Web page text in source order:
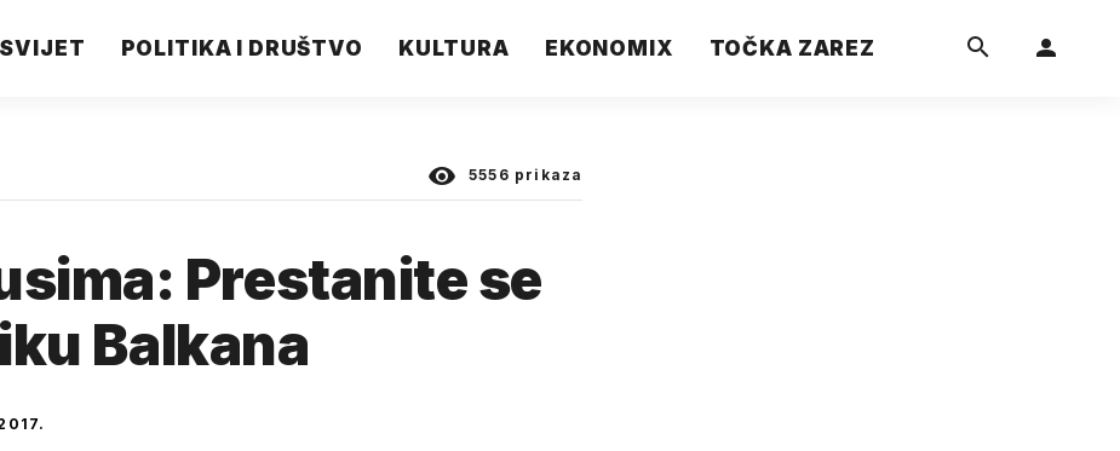
POLITIKA I DRUŠTVO KULTURA EKONOMIX TOČKA ZAREZ
5556 prikaza
Prestanite se
Balkana